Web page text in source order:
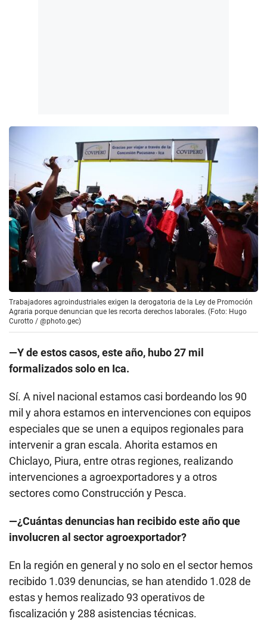
Trabajadores agroindustriales exigen la derogatoria de la Ley de Promoción
Agraria porque denuncian que les recorta derechos laborales. (Foto: Hugo
Curotto / @photo.gec)
—Y de estos casos, este año, hubo 27 mil
formalizados solo en Ica.
Sí. A nivel nacional estamos casi bordeando los 90
mil y ahora estamos en intervenciones con equipos
especiales que se unen a equipos regionales para
intervenir a gran escala. Ahorita estamos en
Chiclayo, Piura, entre otras regiones, realizando
intervenciones a agroexportadores y a otros
sectores como Construcción y Pesca.
—¿Cuántas denuncias han recibido este año que
involucren al sector agroexportador?
En la región en general y no solo en el sector hemos
recibido 1.039 denuncias, se han atendido 1.028 de
estas y hemos realizado 93 operativos de
fiscalización y 288 asistencias técnicas.